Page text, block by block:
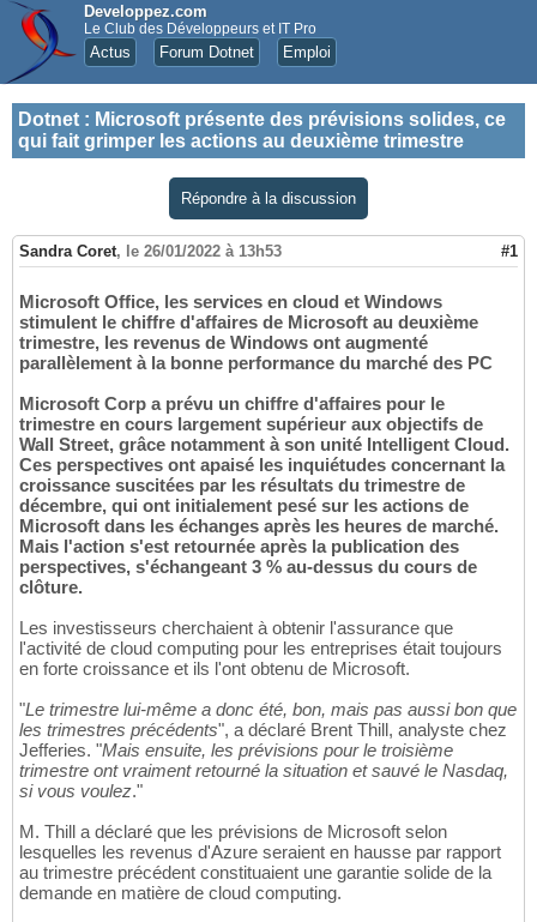
Developpez.com
Le Club des Développeurs et IT Pro
Actus Forum Dotnet Emploi
Dotnet : Microsoft présente des prévisions solides, ce
qui fait grimper les actions au deuxième trimestre
Répondre à la discussion
Sandra Coret, le 26/01/2022 à 13h53 #1
Microsoft Office, les services en cloud et Windows
stimulent le chiffre d'affaires de Microsoft au deuxième
trimestre, les revenus de Windows ont augmenté
parallèlement à la bonne performance du marché des PC
Microsoft Corp a prévu un chiffre d'affaires pour le
trimestre en cours largement supérieur aux objectifs de
Wall Street, grâce notamment à son unité Intelligent Cloud.
Ces perspectives ont apaisé les inquiétudes concernant la
croissance suscitées par les résultats du trimestre de
décembre, qui ont initialement pesé sur les actions de
Microsoft dans les échanges après les heures de marché.
Mais l'action s'est retournée après la publication des
perspectives, s'échangeant 3 % au-dessus du cours de
clôture.
Les investisseurs cherchaient à obtenir l'assurance que
l'activité de cloud computing pour les entreprises était toujours
en forte croissance et ils l'ont obtenu de Microsoft.
"Le trimestre lui-même a donc été, bon, mais pas aussi bon que
les trimestres précédents", a déclaré Brent Thill, analyste chez
Jefferies. "Mais ensuite, les prévisions pour le troisième
trimestre ont vraiment retourné la situation et sauvé le Nasdaq,
si vous voulez."
M. Thill a déclaré que les prévisions de Microsoft selon
lesquelles les revenus d'Azure seraient en hausse par rapport
au trimestre précédent constituaient une garantie solide de la
demande en matière de cloud computing.